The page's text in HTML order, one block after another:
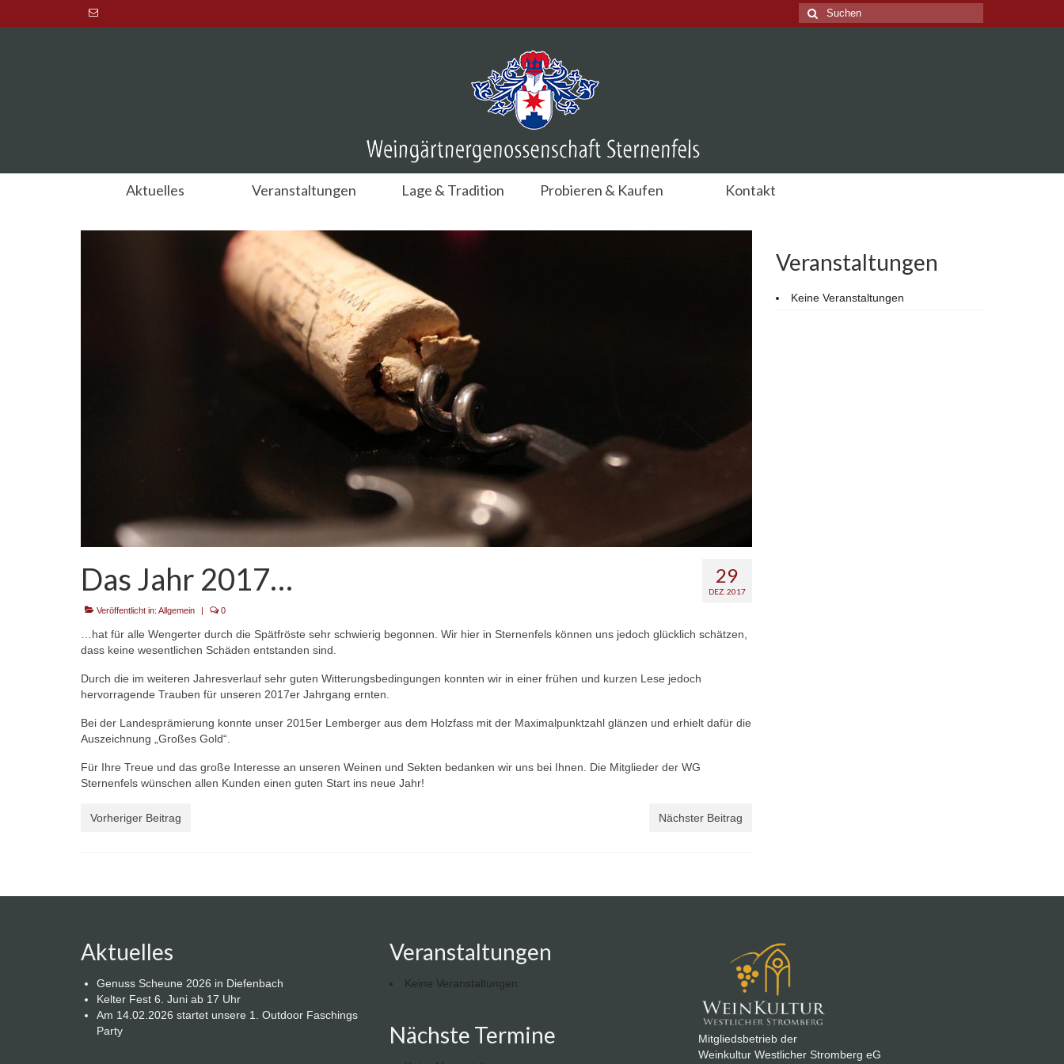
Suche
nach:
Aktuelles Veranstaltungen Lage & Tradition Probieren & Kaufen Kontakt
29
DEZ. 2017
Das Jahr 2017…
Veröffentlicht in: Allgemein | 0
…hat für alle Wengerter durch die Spätfröste sehr schwierig begonnen. Wir hier in Sternenfels können uns jedoch glücklich schätzen,
dass keine wesentlichen Schäden entstanden sind.
Durch die im weiteren Jahresverlauf sehr guten Witterungsbedingungen konnten wir in einer frühen und kurzen Lese jedoch
hervorragende Trauben für unseren 2017er Jahrgang ernten.
Bei der Landesprämierung konnte unser 2015er Lemberger aus dem Holzfass mit der Maximalpunktzahl glänzen und erhielt dafür die
Auszeichnung „Großes Gold“.
Für Ihre Treue und das große Interesse an unseren Weinen und Sekten bedanken wir uns bei Ihnen. Die Mitglieder der WG
Sternenfels wünschen allen Kunden einen guten Start ins neue Jahr!
Vorheriger Beitrag Nächster Beitrag
Veranstaltungen
Keine Veranstaltungen
Aktuelles
Genuss Scheune 2026 in Diefenbach
Kelter Fest 6. Juni ab 17 Uhr
Am 14.02.2026 startet unsere 1. Outdoor Faschings
Party
Veranstaltungen
Keine Veranstaltungen
Nächste Termine
Mitgliedsbetrieb der
Weinkultur Westlicher Stromberg eG